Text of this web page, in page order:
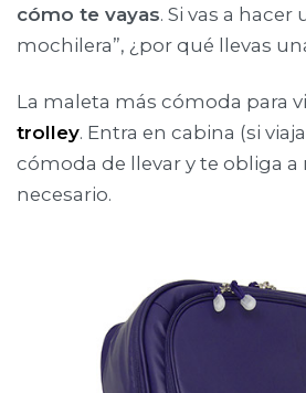
cómo te vayas. Si vas a hacer
mochilera”, ¿por qué llevas
La maleta más cómoda para
trolley. Entra en cabina (si
cómoda de llevar y te obliga
necesario.